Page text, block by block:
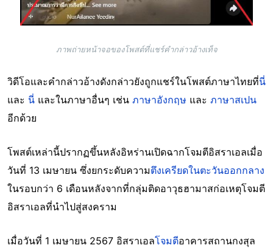
ภาพถ่ายหน้าจอของโพสต์ที่แชร์คำกล่าวอ้างเท็จ
วิดีโอและคำกล่าวอ้างดังกล่าวยังถูกแชร์ในโพสต์ภาษาไทยที่นี่
และ นี่ และในภาษาอื่นๆ เช่น ภาษาอังกฤษ และ ภาษาสเปน
อีกด้วย
โพสต์เหล่านี้ปรากฏขึ้นหลังอิหร่านเปิดฉากโจมตีอิสราเอลเมื่อ
วันที่ 13 เมษายน ซึ่งยกระดับความตึงเครียดในตะวันออกกลาง
ในรอบกว่า 6 เดือนหลังจากที่กลุ่มติดอาวุธฮามาสก่อเหตุโจมตี
อิสราเอลที่นำไปสู่สงคราม
เมื่อวันที่ 1 เมษายน 2567 อิสราเอลโจมตีอาคารสถานกงสุล